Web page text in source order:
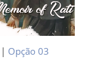
| Opção 03